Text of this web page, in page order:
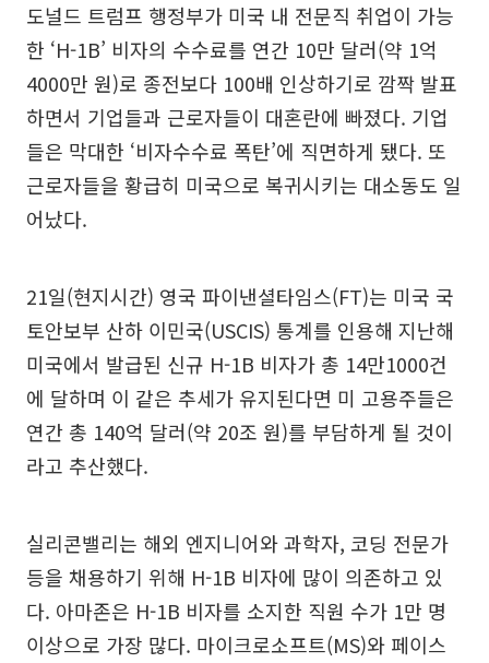
도널드 트럼프 행정부가 미국 내 전문직 취업이 가능
한 ‘H-1B’ 비자의 수수료를 연간 10만 달러(약 1억
4000만 원)로 종전보다 100배 인상하기로 깜짝 발표
하면서 기업들과 근로자들이 대혼란에 빠졌다. 기업
들은 막대한 ‘비자수수료 폭탄’에 직면하게 됐다. 또
근로자들을 황급히 미국으로 복귀시키는 대소동도 일
어났다.
21일(현지시간) 영국 파이낸셜타임스(FT)는 미국 국
토안보부 산하 이민국(USCIS) 통계를 인용해 지난해
미국에서 발급된 신규 H-1B 비자가 총 14만1000건
에 달하며 이 같은 추세가 유지된다면 미 고용주들은
연간 총 140억 달러(약 20조 원)를 부담하게 될 것이
라고 추산했다.
실리콘밸리는 해외 엔지니어와 과학자, 코딩 전문가
등을 채용하기 위해 H-1B 비자에 많이 의존하고 있
다. 아마존은 H-1B 비자를 소지한 직원 수가 1만 명
이상으로 가장 많다. 마이크로소프트(MS)와 페이스